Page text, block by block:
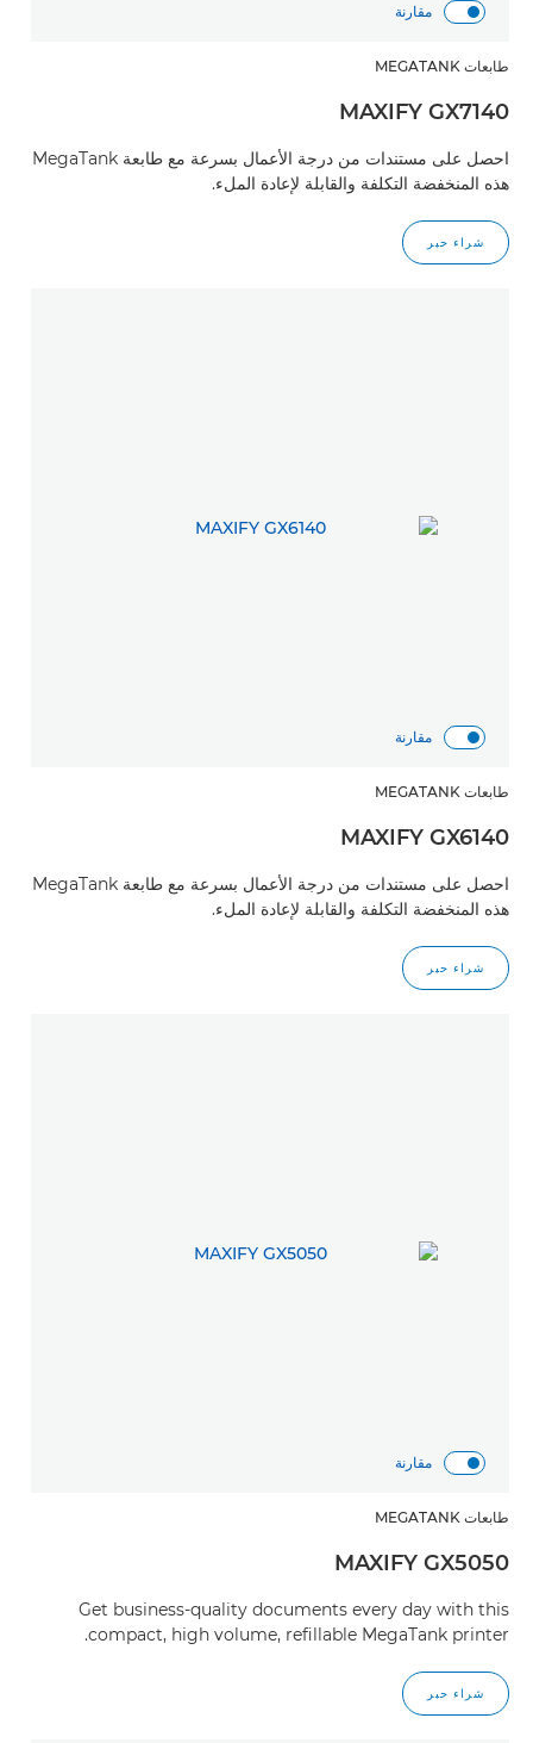
مقارنة
طابعات MEGATANK
MAXIFY GX7140
احصل على مستندات من درجة الأعمال بسرعة مع طابعة MegaTank
هذه المنخفضة التكلفة والقابلة لإعادة الملء.
شراء حبر
مقارنة
طابعات MEGATANK
MAXIFY GX6140
احصل على مستندات من درجة الأعمال بسرعة مع طابعة MegaTank
هذه المنخفضة التكلفة والقابلة لإعادة الملء.
شراء حبر
مقارنة
طابعات MEGATANK
MAXIFY GX5050
Get business-quality documents every day with this
compact, high volume, refillable MegaTank printer.
شراء حبر